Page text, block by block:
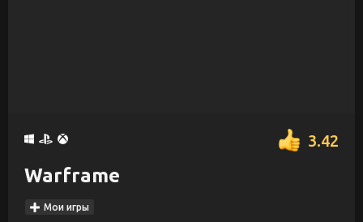
3.42
Warframe
Мои игры